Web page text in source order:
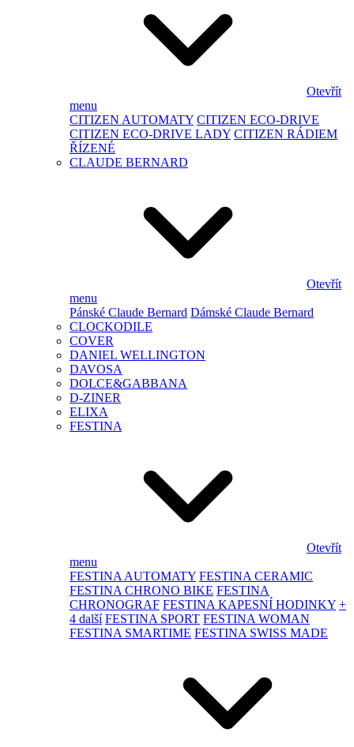
Otevřít
menu
CITIZEN AUTOMATY CITIZEN ECO-DRIVE
CITIZEN ECO-DRIVE LADY CITIZEN RÁDIEM
ŘÍZENÉ
CLAUDE BERNARD
Otevřít
menu
Pánské Claude Bernard Dámské Claude Bernard
CLOCKODILE
COVER
DANIEL WELLINGTON
DAVOSA
DOLCE&GABBANA
D-ZINER
ELIXA
FESTINA
Otevřít
menu
FESTINA AUTOMATY FESTINA CERAMIC
FESTINA CHRONO BIKE FESTINA
CHRONOGRAF FESTINA KAPESNÍ HODINKY +
4 další FESTINA SPORT FESTINA WOMAN
FESTINA SMARTIME FESTINA SWISS MADE